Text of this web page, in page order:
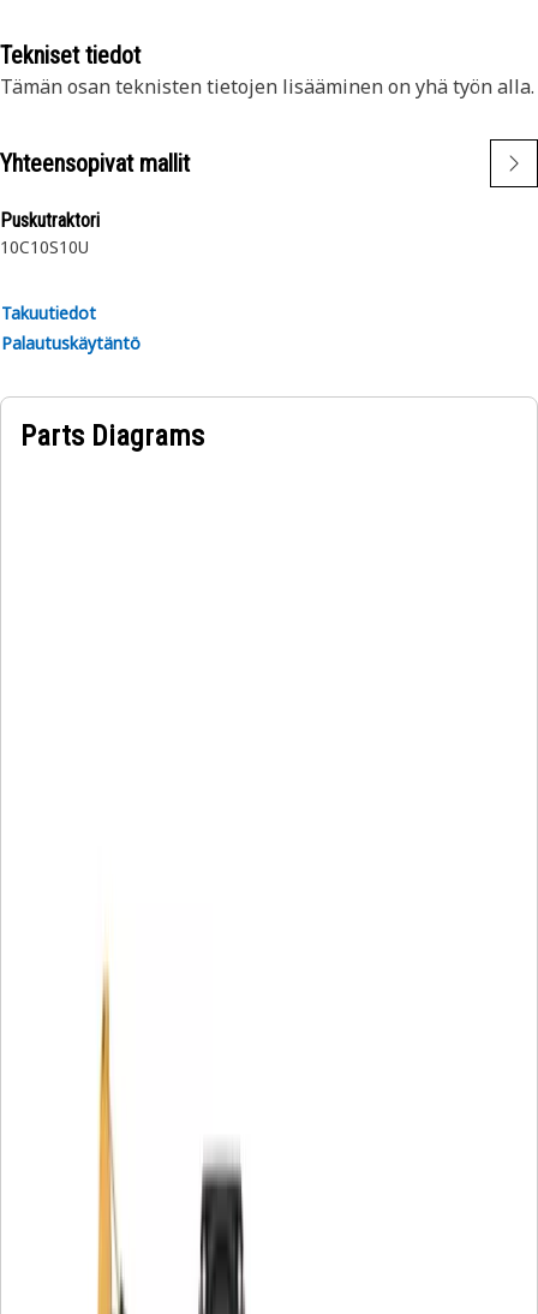
Tekniset tiedot
Tämän osan teknisten tietojen lisääminen on yhä työn alla.
Yhteensopivat mallit
Puskutraktori
10C10S10U
Takuutiedot
Palautuskäytäntö
Parts Diagrams